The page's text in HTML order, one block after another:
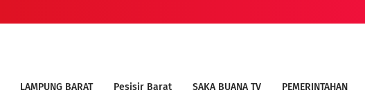
LAMPUNG BARAT Pesisir Barat SAKA BUANA TV PEMERINTAHAN